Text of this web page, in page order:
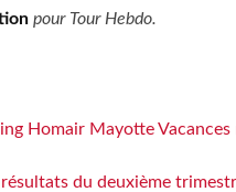
pour Tour Hebdo.
Homair Mayotte
du deuxième